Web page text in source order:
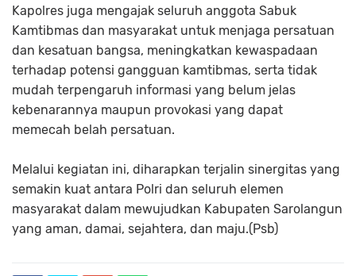
Kapolres juga mengajak seluruh anggota Sabuk
Kamtibmas dan masyarakat untuk menjaga persatuan
dan kesatuan bangsa, meningkatkan kewaspadaan
terhadap potensi gangguan kamtibmas, serta tidak
mudah terpengaruh informasi yang belum jelas
kebenarannya maupun provokasi yang dapat
memecah belah persatuan.
Melalui kegiatan ini, diharapkan terjalin sinergitas yang
semakin kuat antara Polri dan seluruh elemen
masyarakat dalam mewujudkan Kabupaten Sarolangun
yang aman, damai, sejahtera, dan maju.(Psb)